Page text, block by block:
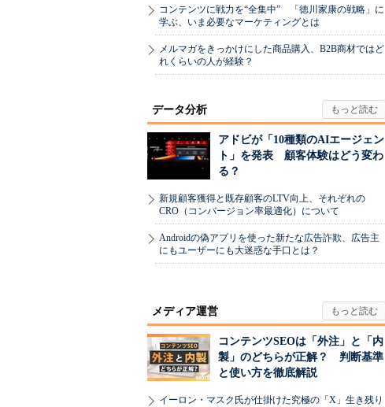
コンテンツに戦力を“全集中” 「徳川家康の戦略」に
学ぶ、いま必要なマーケティングとは
メルマガをきっかけにした商品購入、B2B商材ではど
れくらいの人が経験？
データ分析
アドビが「10種類のAIエージェン
ト」を発表 顧客体験はどう変わ
る？
新規顧客獲得と既存顧客のLTV向上、それぞれの
CRO（コンバージョン率最適化）について
Androidの偽アプリを使った新たな広告詐欺、広告主
にもユーザーにも大迷惑な手口とは？
メディア運営
コンテンツSEOは「外注」と「内
製」のどちらが正解？ 判断基準
と使い方を徹底解説
イーロン・マスク氏が仕掛けた究極の「X」生き残り